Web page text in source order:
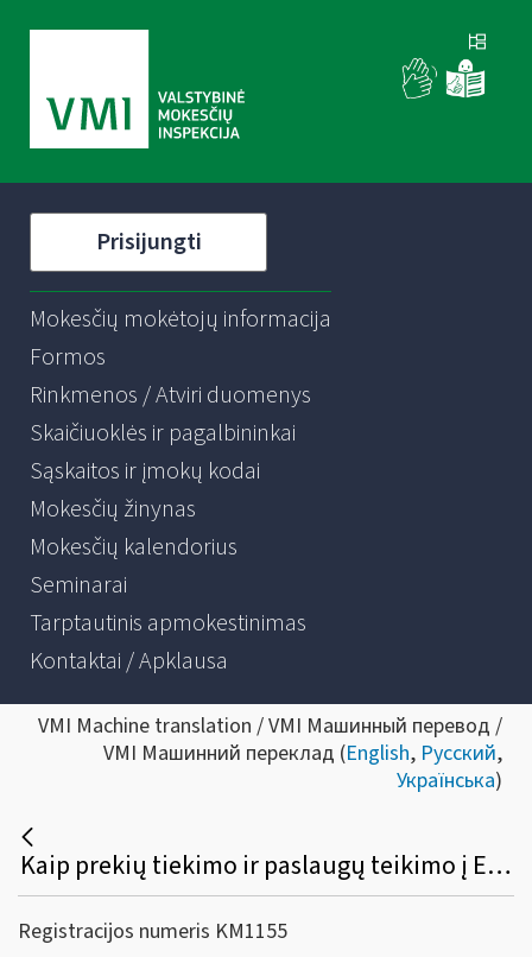
Prisijungti
Mokesčių mokėtojų informacija
Formos
Rinkmenos / Atviri duomenys
Skaičiuoklės ir pagalbininkai
Sąskaitos ir įmokų kodai
Mokesčių žinynas
Mokesčių kalendorius
Seminarai
Tarptautinis apmokestinimas
Kontaktai / Apklausa
VMI Machine translation / VMI Машинный перевод /
VMI Машинний переклад (English, Русский,
Українська)
Kaip prekių tiekimo ir paslaugų teikimo į ES valstybes nares ataskaitoje (FR0564) turi būti įrašomas ES valstybės PVM mokėtojo kodas?
Registracijos numeris KM1155